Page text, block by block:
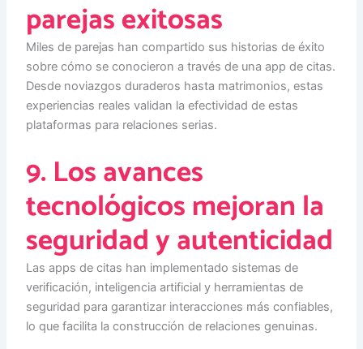
parejas exitosas
Miles de parejas han compartido sus historias de éxito
sobre cómo se conocieron a través de una app de citas.
Desde noviazgos duraderos hasta matrimonios, estas
experiencias reales validan la efectividad de estas
plataformas para relaciones serias.
9. Los avances
tecnológicos mejoran la
seguridad y autenticidad
Las apps de citas han implementado sistemas de
verificación, inteligencia artificial y herramientas de
seguridad para garantizar interacciones más confiables,
lo que facilita la construcción de relaciones genuinas.